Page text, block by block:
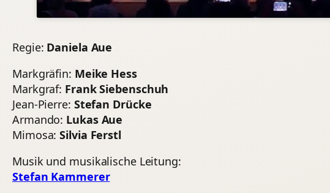
Regie: Daniela Aue
Markgräfin: Meike Hess
Markgraf: Frank Siebenschuh
Jean-Pierre: Stefan Drücke
Armando: Lukas Aue
Mimosa:Silvia Ferstl
Musik und musikalische Leitung:
Stefan Kammerer